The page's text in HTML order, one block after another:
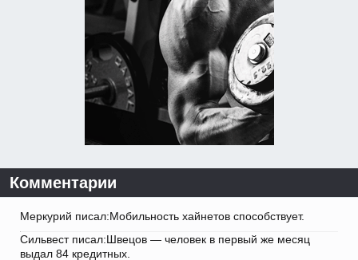
Комментарии
Меркурий писал:Мобильность хайнетов способствует.
Сильвест писал:Швецов — человек в первый же месяц
выдал 84 кредитных.